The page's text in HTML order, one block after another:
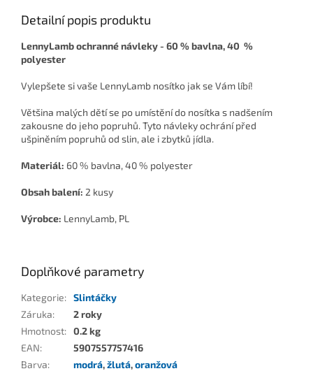
Detailní popis produktu
LennyLamb ochranné návleky - 60 % bavlna, 40 %
polyester
Vylepšete si vaše LennyLamb nosítko jak se Vám líbí!
Většina malých dětí se po umístění do nosítka s nadšením
zakousne do jeho popruhů. Tyto návleky ochrání před
ušpiněním popruhů od slin, ale i zbytků jídla.
Materiál: 60 % bavlna, 40 % polyester
Obsah balení: 2 kusy
Výrobce: LennyLamb, PL
Doplňkové parametry
Kategorie: Slintáčky
Záruka:
2 roky
Hmotnost: 0.2 kg
EAN:
5907557757416
Barva: modrá,žlutá,oranžová